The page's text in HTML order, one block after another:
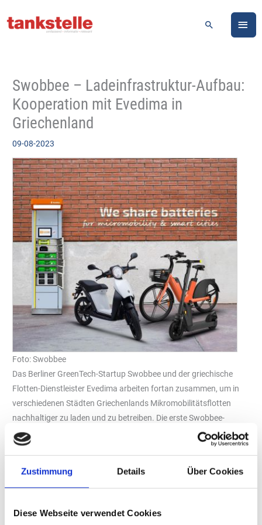
Zustimmung Details Über Cookies
Diese Webseite verwendet Cookies
Inhalt
Suchen
Swobbee – Ladeinfrastruktur-Aufbau:
Kooperation mit Evedima in
Griechenland
09-08-2023
Foto: Swobbee
Das Berliner GreenTech-Startup Swobbee und der griechische
Flotten-Dienstleister Evedima arbeiten fortan zusammen, um in
verschiedenen Städten Griechenlands Mikromobilitätsflotten
nachhaltiger zu laden und zu betreiben. Die erste Swobbee-
Station wurde bereits aufgestellt, weitere werden in den
kommenden Wochen folgen. Evedima hat sich auf die
Mobilitäts- und Transportservices spezialisiert. In Griechenland ist
das Unternehmen unter anderem für den Betrieb der E-